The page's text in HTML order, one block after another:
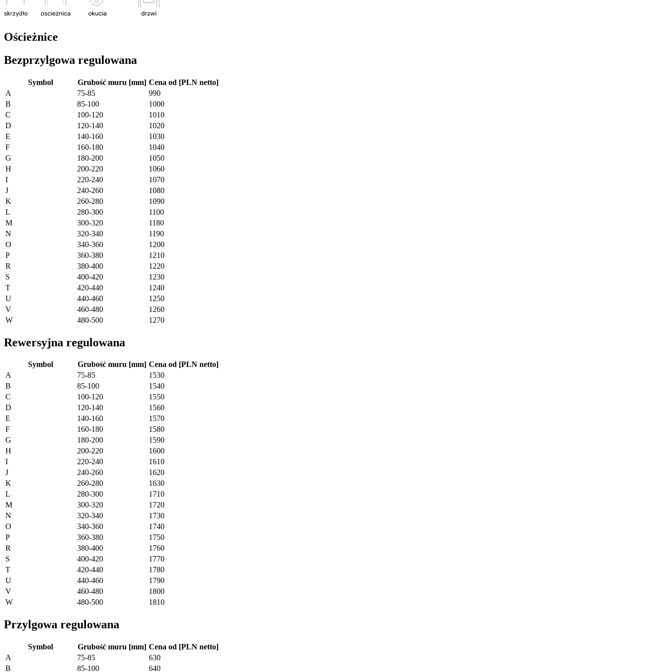
Ościeżnice
Bezprzylgowa regulowana
Symbol Grubość muru [mm] Cena od [PLN netto]
A
75-85
990
B
85-100
1000
C
100-120
1010
D
120-140
1020
E
140-160
1030
F
160-180
1040
G
180-200
1050
H
200-220
1060
I
220-240
1070
J
240-260
1080
K
260-280
1090
L
280-300
1100
M
300-320
1180
N
320-340
1190
O
340-360
1200
P
360-380
1210
R
380-400
1220
S
400-420
1230
T
420-440
1240
U
440-460
1250
V
460-480
1260
W
480-500 1270
Rewersyjna regulowana
Symbol Grubość muru [mm] Cena od [PLN netto]
A
75-85
1530
B
85-100
1540
C
100-120
1550
D
120-140
1560
E
140-160
1570
F
160-180
1580
G
180-200
1590
H
200-220
1600
I
220-240
1610
J
240-260
1620
K
260-280
1630
L
280-300
1710
M
300-320
1720
N
320-340
1730
O
340-360
1740
P
360-380
1750
R
380-400
1760
S
400-420
1770
T
420-440
1780
U
440-460
1790
V
460-480
1800
W
480-500 1810
Przylgowa regulowana
Symbol Grubość muru [mm] Cena od [PLN netto]
A
75-85
630
B
85-100 640